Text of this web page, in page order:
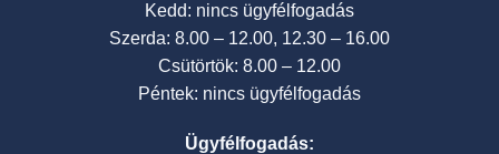
Kedd: nincs ügyfélfogadás
Szerda: 8.00 – 12.00, 12.30 – 16.00
Csütörtök: 8.00 – 12.00
Péntek: nincs ügyfélfogadás
Ügyfélfogadás: